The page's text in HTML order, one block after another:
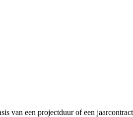
van een projectduur of een